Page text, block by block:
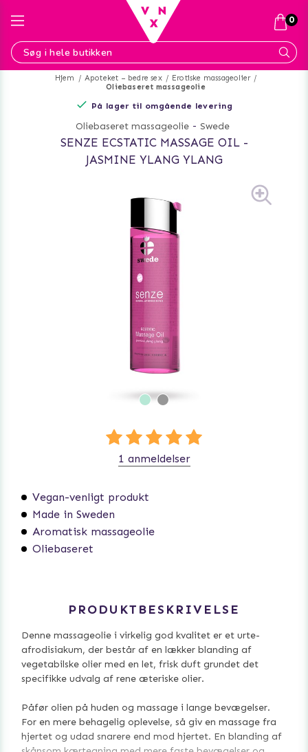
Hjem Apoteket – bedre sex
Erotiske massageolier
Oliebaseret massageolie
På lager til omgående levering
Oliebaseret massageolie - Swede
SENZE ECSTATIC MASSAGE OIL -
JASMINE YLANG YLANG
Vegan-venligt produkt
Made in Sweden
Aromatisk massageolie
Oliebaseret
1 anmeldelser
PRODUKTBESKRIVELSE
Denne massageolie i virkelig god kvalitet er et urte-
afrodisiakum, der består af en lækker blanding af
vegetabilske olier med en let, frisk duft grundet det
specifikke udvalg af rene æteriske olier.
Påfør olien på huden og massage i lange bevægelser.
For en mere behagelig oplevelse, så giv en massage fra
hjertet og udad snarere end mod hjertet. En blanding af
0